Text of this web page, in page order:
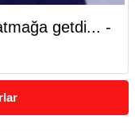
getdi... -